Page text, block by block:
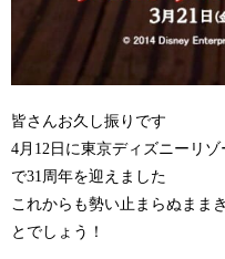
皆さんお久し振りです
4月12日に東京ディズニーリ
で31周年を迎えました
これからも勢い止まらぬまま
とでしょう！